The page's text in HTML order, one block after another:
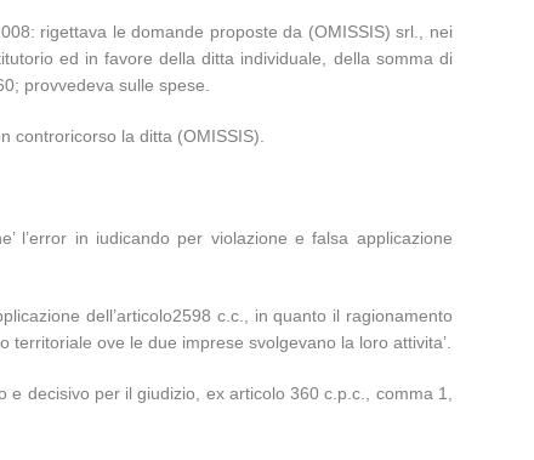
rigettava le domande proposte da (OMISSIS) srl., nei
ed in favore della ditta individuale, della somma di
provvedeva sulle spese.
controricorso la ditta (OMISSIS).
l’error in iudicando per violazione e falsa applicazione
dell’articolo2598 c.c., in quanto il ragionamento
ove le due imprese svolgevano la loro attivita’.
decisivo per il giudizio, ex articolo 360 c.p.c., comma 1,